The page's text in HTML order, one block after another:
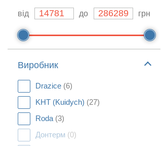
від до грн
Виробник
Drazice (6)
KHT (Kuidych) (27)
Roda (3)
Донтерм (0)